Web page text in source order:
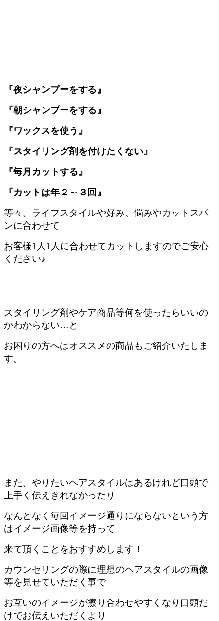
『夜シャンプーをする』
『朝シャンプーをする』
『ワックスを使う』
『スタイリング剤を付けたくない』
『毎月カットする』
『カットは年２～３回』
等々、ライフスタイルや好み、悩みやカットスパ
ンに合わせて
お客様1人1人に合わせてカットしますのでご安心
ください♪
スタイリング剤やケア商品等何を使ったらいいの
かわからない…と
お困りの方へはオススメの商品もご紹介いたしま
す。
また、やりたいヘアスタイルはあるけれど口頭で
上手く伝えきれなかったり
なんとなく毎回イメージ通りにならないという方
はイメージ画像等を持って
来て頂くことをおすすめします！
カウンセリングの際に理想のヘアスタイルの画像
等を見せていただく事で
お互いのイメージが擦り合わせやすくなり口頭だ
けでお伝えいただくより